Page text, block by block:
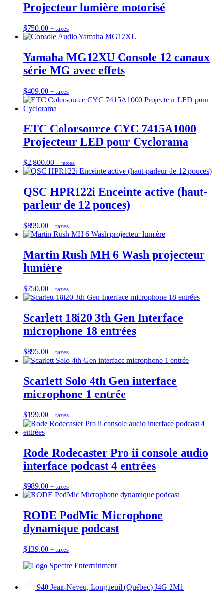
Projecteur lumière motorisé
$750.00 + taxes
Yamaha MG12XU Console 12 canaux
série MG avec effets
$409.00 + taxes
ETC Colorsource CYC 7415A1000
Projecteur LED pour Cyclorama
$2,800.00 + taxes
QSC HPR122i Enceinte active (haut-
parleur de 12 pouces)
$899.00 + taxes
Martin Rush MH 6 Wash projecteur
lumière
$750.00 + taxes
Scarlett 18i20 3th Gen Interface
microphone 18 entrées
$895.00 + taxes
Scarlett Solo 4th Gen interface
microphone 1 entrée
$199.00 + taxes
Rode Rodecaster Pro ii console audio
interface podcast 4 entrées
$989.00 + taxes
RODE PodMic Microphone
dynamique podcast
$139.00 + taxes
940 Jean-Neveu, Longueuil (Québec) J4G 2M1